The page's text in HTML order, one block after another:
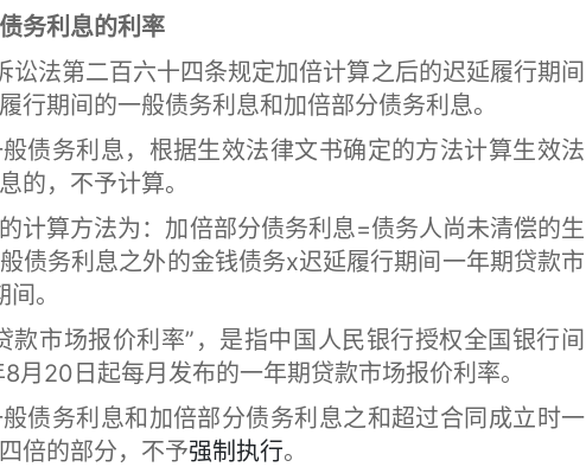
务利息的利率
第二百六十四条规定加倍计算之后的迟延履行期间
行期间的一般债务利息和加倍部分债务利息。
务利息，根据生效法律文书确定的方法计算生效法
的，不予计算。
算方法为：加倍部分债务利息=债务人尚未清偿的生
债务利息之外的金钱债务x迟延履行期间一年期贷款市
。
市场报价利率”，是指中国人民银行授权全国银行间
月20日起每月发布的一年期贷款市场报价利率。
务利息和加倍部分债务利息之和超过合同成立时一
倍的部分，不予强制执行。